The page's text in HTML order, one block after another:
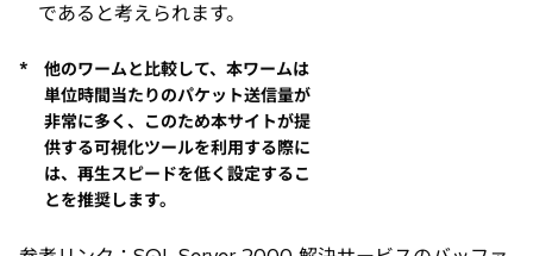
であると考えられます。
*
他のワームと比較して、本ワームは
単位時間当たりのパケット送信量が
非常に多く、このため本サイトが提
供する可視化ツールを利用する際に
は、再生スピードを低く設定するこ
とを推奨します。